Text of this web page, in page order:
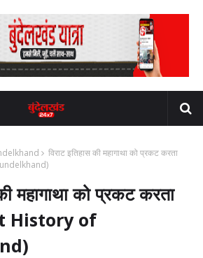
विराट इतिहास की महागाथा को प्रकट करता
महागाथा को प्रकट करता
History of